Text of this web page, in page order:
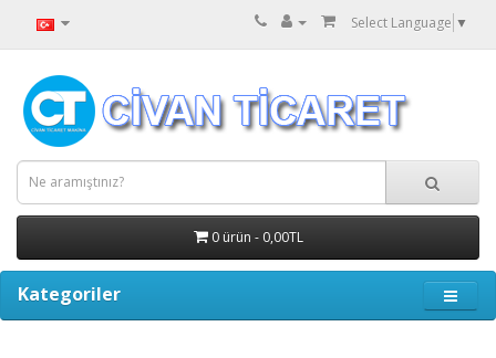
Select Language ▼
0 ürün - 0,00TL
Kategoriler